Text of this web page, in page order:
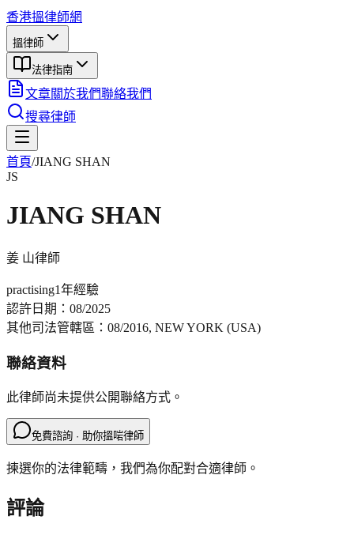
香港搵律師網
搵律師
法律指南
文章關於我們聯絡我們
搜尋律師
首頁/JIANG SHAN
JS
JIANG SHAN
姜 山律師
practising1年經驗
認許日期： 08/2025
其他司法管轄區： 08/2016, NEW YORK (USA)
聯絡資料
此律師尚未提供公開聯絡方式。
免費諮詢 · 助你搵啱律師
揀選你的法律範疇，我們為你配對合適律師。
評論